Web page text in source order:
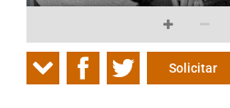
Solicitar